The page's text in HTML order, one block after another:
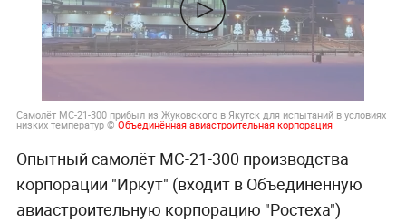
Самолёт МС-21-300 прибыл из Жуковского в Якутск для испытаний в условиях
низких температур ©Объединённая авиастроительная корпорация
Опытный самолёт МС-21-300 производства
корпорации "Иркут" (входит в Объединённую
авиастроительную корпорацию "Ростеха")